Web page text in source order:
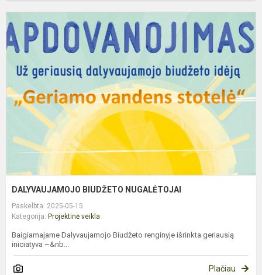
DALYVAUJAMOJO BIUDŽETO NUGALĖTOJAI
Paskelbta: 2025-05-15
Kategorija: Projektinė veikla
Baigiamajame Dalyvaujamojo Biudžeto renginyje išrinkta geriausią
iniciatyva –&nb...
Plačiau